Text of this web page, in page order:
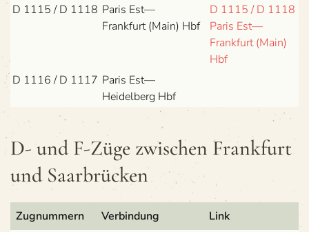
D 1115 / D 1118 Paris Est—
Frankfurt (Main) Hbf
D 1115 / D 1118
Paris Est—
Frankfurt (Main)
Hbf
D 1116 / D 1117 Paris Est—
Heidelberg Hbf
D- und F-Züge zwi­schen Frank­furt
und Saarbrücken
Zug­num­mern Ver­bin­dung
Link